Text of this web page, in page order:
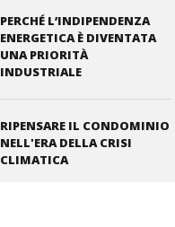
PERCHÉ L’INDIPENDENZA
ENERGETICA È DIVENTATA
UNA PRIORITÀ
INDUSTRIALE
RIPENSARE IL CONDOMINIO
NELL'ERA DELLA CRISI
CLIMATICA